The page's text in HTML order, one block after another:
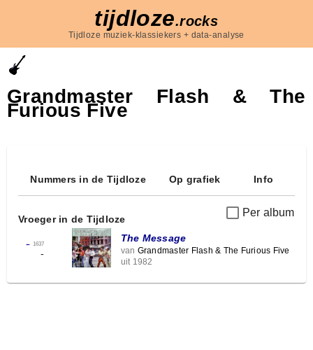
tijdloze.rocks
Tijdloze muziek-klassiekers + data-analyse
Grandmaster Flash & The
Furious Five
Nummers in de Tijdloze Op grafiek Info
Per album
Vroeger in de Tijdloze
← 1637
-
The Message
van Grandmaster Flash & The Furious Five
uit 1982